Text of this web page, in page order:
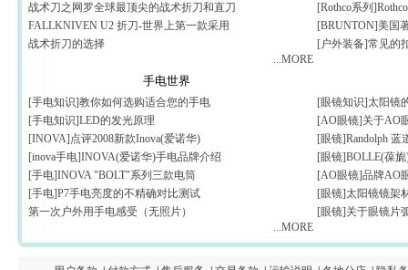
战术刀之网罗全球最顶尖的战术折刀和直刀
FALLKNIVEN U2 折刀-世界上第一款采用
战术折刀的选择
...MORE
[Rothco系列
[BRUNTON]美国
[户外装备]常见的
手电世界
[手电知识]教你如何选购适合您的手电
[手电知识]LED的发光原理
[INOVA]点评2008新款Inova(爱诺华)
[inova手电]INOVA(爱诺华)手电品牌介绍
[手电]INOVA "BOLT"系列三款电筒
[手电]P7手电亮度的不精确对比测试
第一次户外用手电感受（无照片）
...MORE
[眼镜知识]太阳镜
[AO眼镜]关于AO
[眼镜]Randolph
[眼镜]BOLLE(葆
[AO眼镜]品牌AO
[眼镜]太阳镜镜架
[眼镜]关于眼镜片